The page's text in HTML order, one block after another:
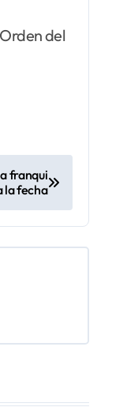
del
franqui
la fecha